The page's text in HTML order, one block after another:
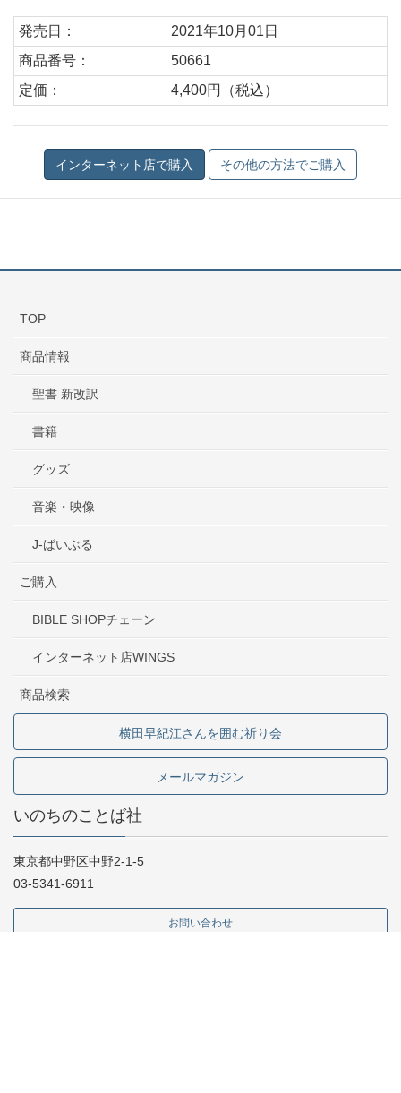
発売日：
2021年10月01日
商品番号：
50661
定価：
4,400円（税込）
TOP
商品情報
聖書 新改訳
書籍
グッズ
音楽・映像
J-ばいぶる
ご購入
BIBLE SHOPチェーン
インターネット店WINGS
商品検索
横田早紀江さんを囲む祈り会
メールマガジン
いのちのことば社
東京都中野区中野2-1-5
03-5341-6911
お問い合わせ